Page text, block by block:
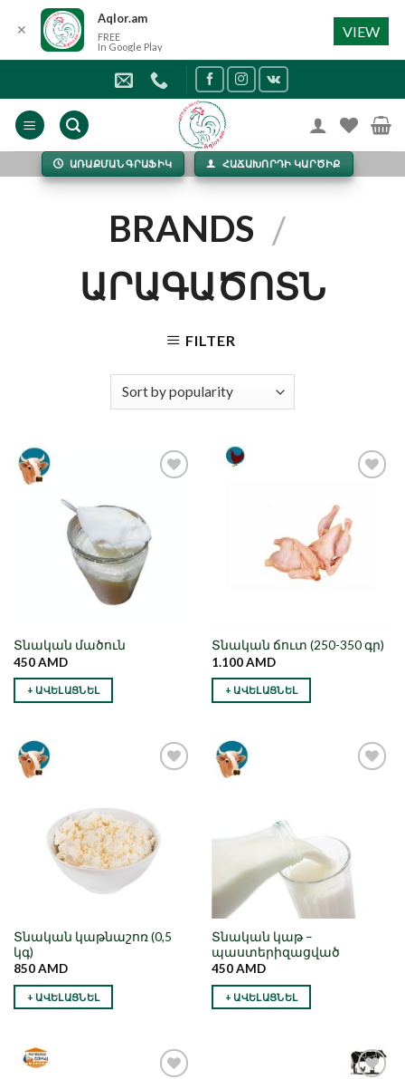
content
ԱՌԱՔՄԱՆ ԳՐԱՖԻԿ ՀԱՃԱԽՈՐԴԻ ԿԱՐԾԻՔ
BRANDS /
ԱՐԱԳԱԾՈՏՆ
FILTER
նախընտրած
Տնական մածուն
450AMD
+ ԱՎԵԼԱՑՆԵԼ
նախընտրած
Տնական ճուտ (250-350 գր)
1.100AMD
+ ԱՎԵԼԱՑՆԵԼ
Տնական կաթնաշոռ (0,5
կգ)
850AMD
+ ԱՎԵԼԱՑՆԵԼ
Տնական կաթ –
պաստերիզացված
450AMD
+ ԱՎԵԼԱՑՆԵԼ
✕
Aqlor.am
FREE
In Google Play
VIEW